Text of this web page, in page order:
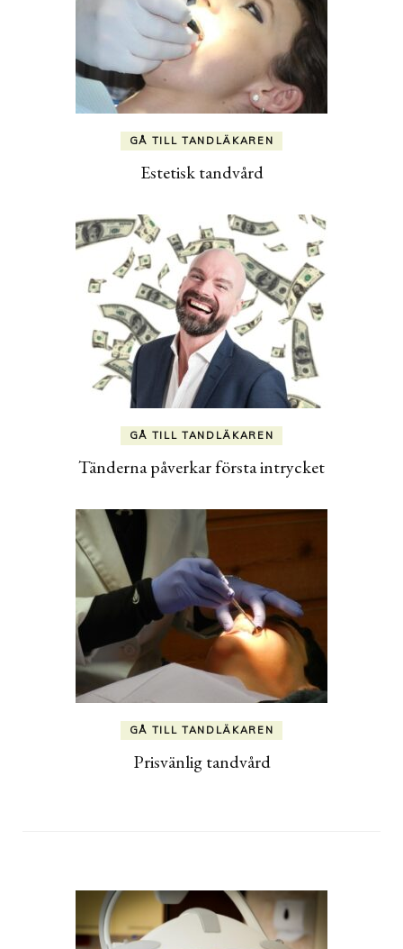
GÅ TILL TANDLÄKAREN
Estetisk tandvård
GÅ TILL TANDLÄKAREN
Tänderna påverkar första intrycket
GÅ TILL TANDLÄKAREN
Prisvänlig tandvård